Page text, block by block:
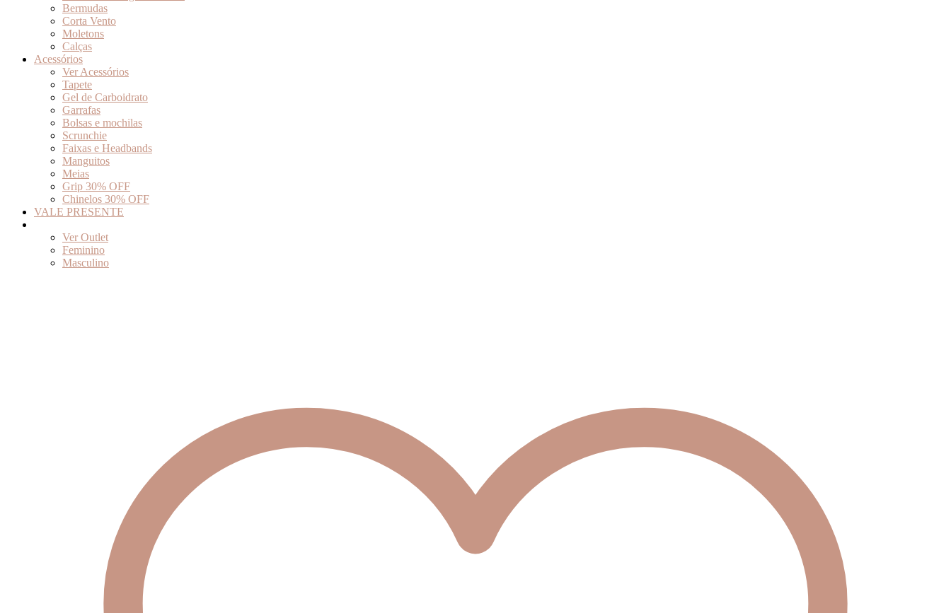
Bermudas
Corta Vento
Moletons
Calças
Acessórios
Ver Acessórios
Tapete
Gel de Carboidrato
Garrafas
Bolsas e mochilas
Scrunchie
Faixas e Headbands
Manguitos
Meias
Grip 30% OFF
Chinelos 30% OFF
VALE PRESENTE
Ver Outlet
Feminino
Masculino